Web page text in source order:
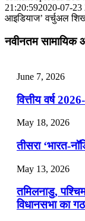
📝 डेली करेंट
July 25, 2026
📝 डेली करेंट
July 22, 2026
📝 डेली करेंट
July 19, 2026
📝 डेली करेंट
21:20:592020-07-23
आइडियाज’ वर्चुअल
नवीनतम
June 7, 2026
वित्तीय वर्ष
May 18, 2026
तीसरा ‘भारत-
May 13, 2026
तमिलनाडु,
विधानसभा का